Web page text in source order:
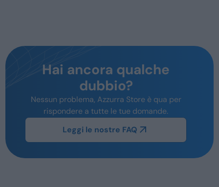
Hai ancora qualche
dubbio?
Nessun problema, Azzurra Store è qua per
rispondere a tutte le tue domande.
Leggi le nostre FAQ